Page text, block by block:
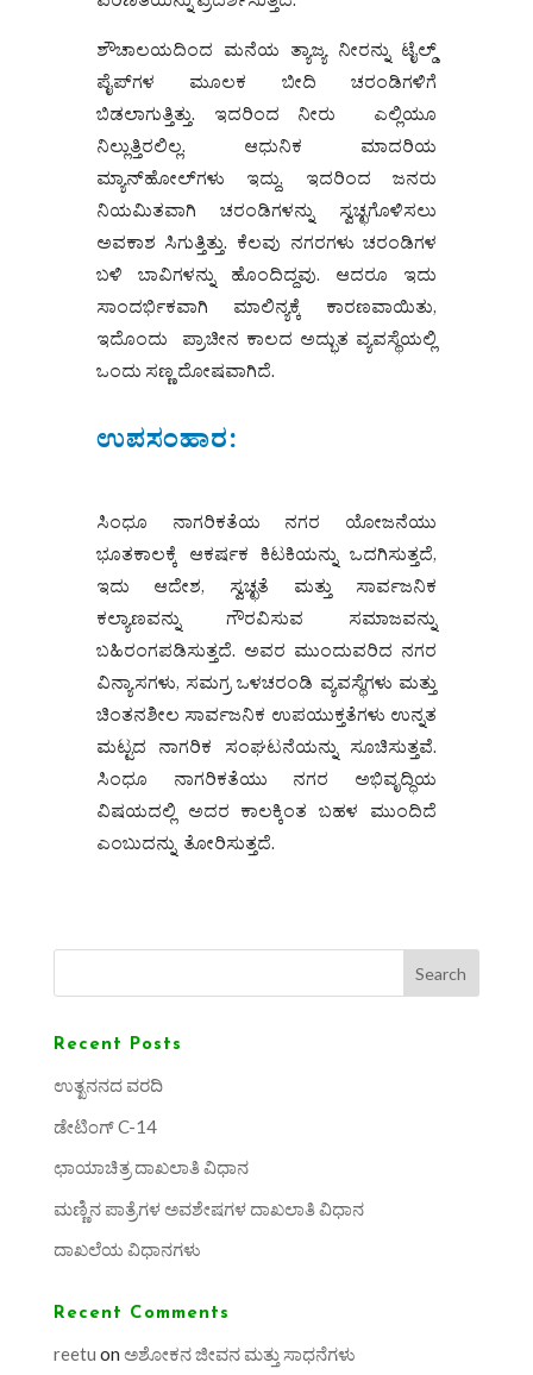
ಶೌಚಾಲಯದಿಂದ ಮನೆಯ ತ್ಯಾಜ್ಯ ನೀರನ್ನು ಟೈಲ್ಡ್
ಪೈಪ್‌ಗಳ ಮೂಲಕ ಬೀದಿ ಚರಂಡಿಗಳಿಗೆ
ಬಿಡಲಾಗುತ್ತಿತ್ತು. ಇದರಿಂದ ನೀರು ಎಲ್ಲಿಯೂ
ನಿಲ್ಲುತ್ತಿರಲಿಲ್ಲ. ಆಧುನಿಕ ಮಾದರಿಯ
ಮ್ಯಾನ್‌ಹೋಲ್‌ಗಳು ಇದ್ದು, ಇದರಿಂದ ಜನರು
ನಿಯಮಿತವಾಗಿ ಚರಂಡಿಗಳನ್ನು ಸ್ವಚ್ಛಗೊಳಿಸಲು
ಅವಕಾಶ ಸಿಗುತ್ತಿತ್ತು. ಕೆಲವು ನಗರಗಳು ಚರಂಡಿಗಳ
ಬಳಿ ಬಾವಿಗಳನ್ನು ಹೊಂದಿದ್ದವು. ಆದರೂ ಇದು
ಸಾಂದರ್ಭಿಕವಾಗಿ ಮಾಲಿನ್ಯಕ್ಕೆ ಕಾರಣವಾಯಿತು,
ಇದೊಂದು ಪ್ರಾಚೀನ ಕಾಲದ ಅದ್ಭುತ ವ್ಯವಸ್ಥೆಯಲ್ಲಿ
ಒಂದು ಸಣ್ಣ ದೋಷವಾಗಿದೆ.
ಉಪಸಂಹಾರ:
ಸಿಂಧೂ ನಾಗರಿಕತೆಯ ನಗರ ಯೋಜನೆಯು
ಭೂತಕಾಲಕ್ಕೆ ಆಕರ್ಷಕ ಕಿಟಕಿಯನ್ನು ಒದಗಿಸುತ್ತದೆ,
ಇದು ಆದೇಶ, ಸ್ವಚ್ಛತೆ ಮತ್ತು ಸಾರ್ವಜನಿಕ
ಕಲ್ಯಾಣವನ್ನು ಗೌರವಿಸುವ ಸಮಾಜವನ್ನು
ಬಹಿರಂಗಪಡಿಸುತ್ತದೆ. ಅವರ ಮುಂದುವರಿದ ನಗರ
ವಿನ್ಯಾಸಗಳು, ಸಮಗ್ರ ಒಳಚರಂಡಿ ವ್ಯವಸ್ಥೆಗಳು ಮತ್ತು
ಚಿಂತನಶೀಲ ಸಾರ್ವಜನಿಕ ಉಪಯುಕ್ತತೆಗಳು ಉನ್ನತ
ಮಟ್ಟದ ನಾಗರಿಕ ಸಂಘಟನೆಯನ್ನು ಸೂಚಿಸುತ್ತವೆ.
ಸಿಂಧೂ ನಾಗರಿಕತೆಯು ನಗರ ಅಭಿವೃದ್ಧಿಯ
ವಿಷಯದಲ್ಲಿ ಅದರ ಕಾಲಕ್ಕಿಂತ ಬಹಳ ಮುಂದಿದೆ
ಎಂಬುದನ್ನು ತೋರಿಸುತ್ತದೆ.
Search
Recent Posts
ಉತ್ಖನನದ ವರದಿ
ಡೇಟಿಂಗ್ C-14
ಛಾಯಾಚಿತ್ರ ದಾಖಲಾತಿ ವಿಧಾನ
ಮಣ್ಣಿನ ಪಾತ್ರೆಗಳ ಅವಶೇಷಗಳ ದಾಖಲಾತಿ ವಿಧಾನ
ದಾಖಲೆಯ ವಿಧಾನಗಳು
Recent Comments
reetu on ಅಶೋಕನ ಜೀವನ ಮತ್ತು ಸಾಧನೆಗಳು